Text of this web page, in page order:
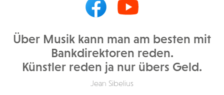
Über Musik kann man am besten mit
Bankdirektoren reden.
Künstler reden ja nur übers Geld.
Jean Sibelius